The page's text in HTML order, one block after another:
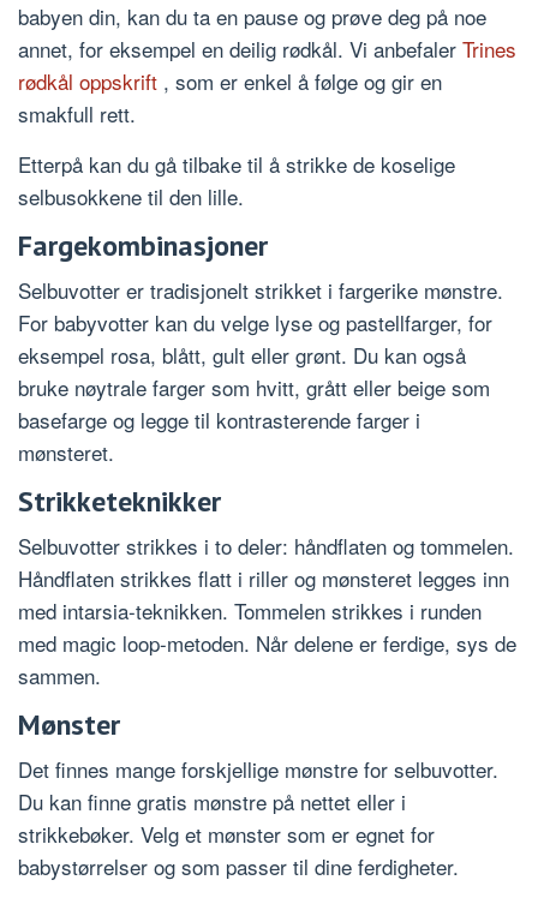
babyen din, kan du ta en pause og prøve deg på noe
annet, for eksempel en deilig rødkål. Vi anbefaler Trines
rødkål oppskrift , som er enkel å følge og gir en
smakfull rett.
Etterpå kan du gå tilbake til å strikke de koselige
selbusokkene til den lille.
Fargekombinasjoner
Selbuvotter er tradisjonelt strikket i fargerike mønstre.
For babyvotter kan du velge lyse og pastellfarger, for
eksempel rosa, blått, gult eller grønt. Du kan også
bruke nøytrale farger som hvitt, grått eller beige som
basefarge og legge til kontrasterende farger i
mønsteret.
Strikketeknikker
Selbuvotter strikkes i to deler: håndflaten og tommelen.
Håndflaten strikkes flatt i riller og mønsteret legges inn
med intarsia-teknikken. Tommelen strikkes i runden
med magic loop-metoden. Når delene er ferdige, sys de
sammen.
Mønster
Det finnes mange forskjellige mønstre for selbuvotter.
Du kan finne gratis mønstre på nettet eller i
strikkebøker. Velg et mønster som er egnet for
babystørrelser og som passer til dine ferdigheter.